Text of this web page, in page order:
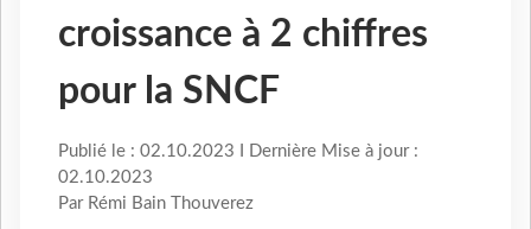
croissance à 2 chiffres
pour la SNCF
Publié le : 02.10.2023 I Dernière Mise à jour :
02.10.2023
Par Rémi Bain Thouverez